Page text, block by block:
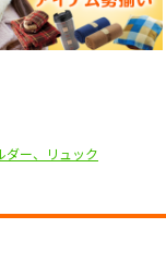
ダー、リュック